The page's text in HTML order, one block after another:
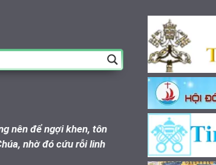
nên để ngợi khen, tôn
nhờ đó cứu rỗi linh